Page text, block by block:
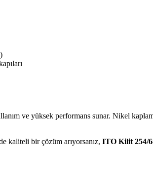
ve yüksek performans sunar. Nikel
kaliteli bir çözüm arıyorsanız, ITO Kilit 254/